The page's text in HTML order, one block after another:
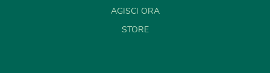
AGISCI ORA
STORE